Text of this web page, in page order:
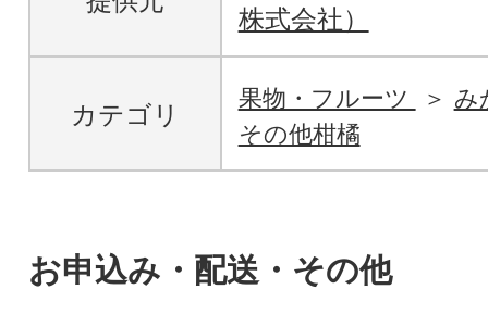
株式会社）
カテゴリ
果物・フルーツ
み
その他柑橘
お申込み・配送・その他